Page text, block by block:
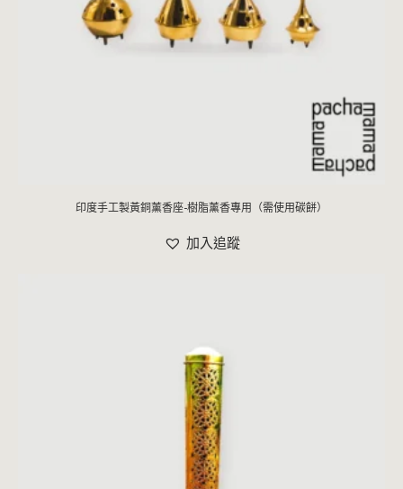
印度手工製黃銅薰香座-樹脂薰香專用（需使用碳餅）
加入追蹤